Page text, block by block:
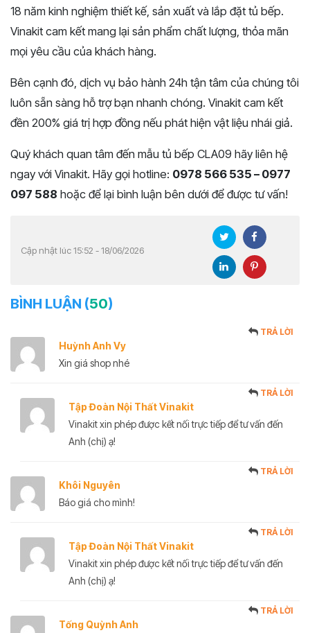
18 năm kinh nghiệm thiết kế, sản xuất và lắp đặt tủ bếp.
Vinakit cam kết mang lại sản phẩm chất lượng, thỏa mãn
mọi yêu cầu của khách hàng.
Bên cạnh đó, dịch vụ bảo hành 24h tận tâm của chúng tôi
luôn sẵn sàng hỗ trợ bạn nhanh chóng. Vinakit cam kết
đền 200% giá trị hợp đồng nếu phát hiện vật liệu nhái giả.
Quý khách quan tâm đến mẫu tủ bếp CLA09 hãy liên hệ
ngay với Vinakit. Hãy gọi hotline: 0978 566 535 – 0977
097 588 hoặc để lại bình luận bên dưới để được tư vấn!
Cập nhật lúc 15:52 - 18/06/2026
BÌNH LUẬN (50)
Huỳnh Anh Vy
TRẢ LỜI
Xin giá shop nhé
Tập Đoàn Nội Thất Vinakit
TRẢ LỜI
Vinakit xin phép được kết nối trực tiếp để tư vấn đến
Anh (chị) ạ!
Khôi Nguyên
TRẢ LỜI
Báo giá cho mình!
Tập Đoàn Nội Thất Vinakit
TRẢ LỜI
Vinakit xin phép được kết nối trực tiếp để tư vấn đến
Anh (chị) ạ!
Tống Quỳnh Anh
TRẢ LỜI